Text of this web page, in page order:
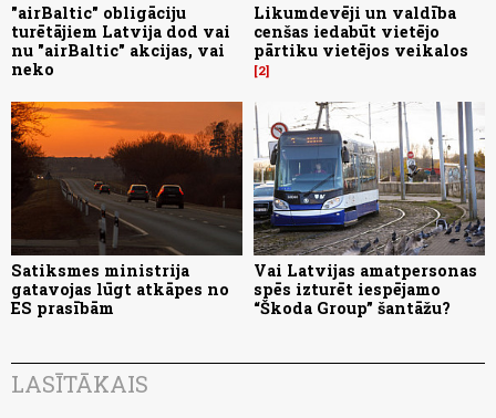
"airBaltic" obligāciju
turētājiem Latvija dod vai
nu "airBaltic" akcijas, vai
neko
Likumdevēji un valdība
cenšas iedabūt vietējo
pārtiku vietējos veikalos
2
Satiksmes ministrija
gatavojas lūgt atkāpes no
ES prasībām
Vai Latvijas amatpersonas
spēs izturēt iespējamo
“Škoda Group” šantāžu?
LASĪTĀKAIS